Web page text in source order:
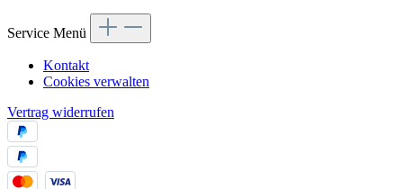
Service Menü
Kontakt
Cookies verwalten
Vertrag widerrufen